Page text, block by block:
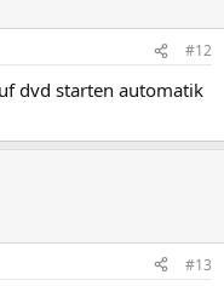
#12
dvd starten automatik
#13